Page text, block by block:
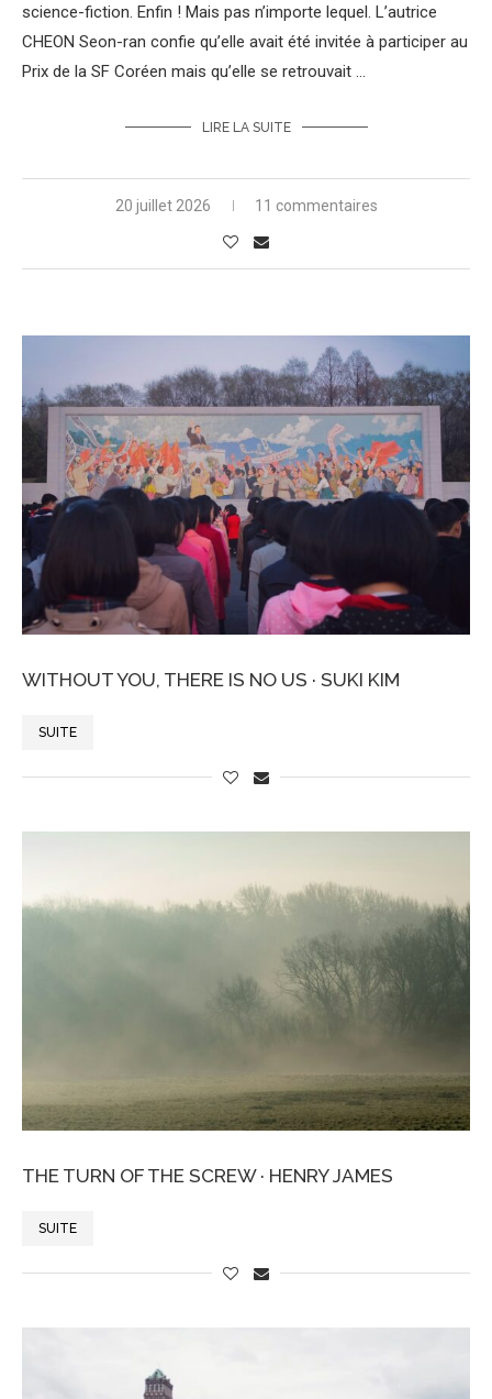
science-fiction. Enfin ! Mais pas n’importe lequel. L’autrice
CHEON Seon-ran confie qu’elle avait été invitée à participer au
Prix de la SF Coréen mais qu’elle se retrouvait …
LIRE LA SUITE
20 juillet 2026 11 commentaires
WITHOUT YOU, THERE IS NO US · SUKI KIM
SUITE
THE TURN OF THE SCREW · HENRY JAMES
SUITE